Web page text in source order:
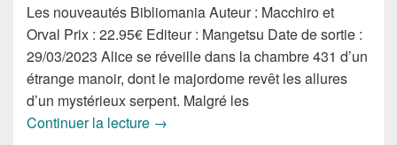
Les nouveautés Bibliomania Auteur : Macchiro et
Orval Prix : 22.95€ Editeur : Mangetsu Date de sortie :
29/03/2023 Alice se réveille dans la chambre 431 d’un
étrange manoir, dont le majordome revêt les allures
d’un mystérieux serpent. Malgré les
Continuer la lecture Les Nouveautés Mangas de la
→